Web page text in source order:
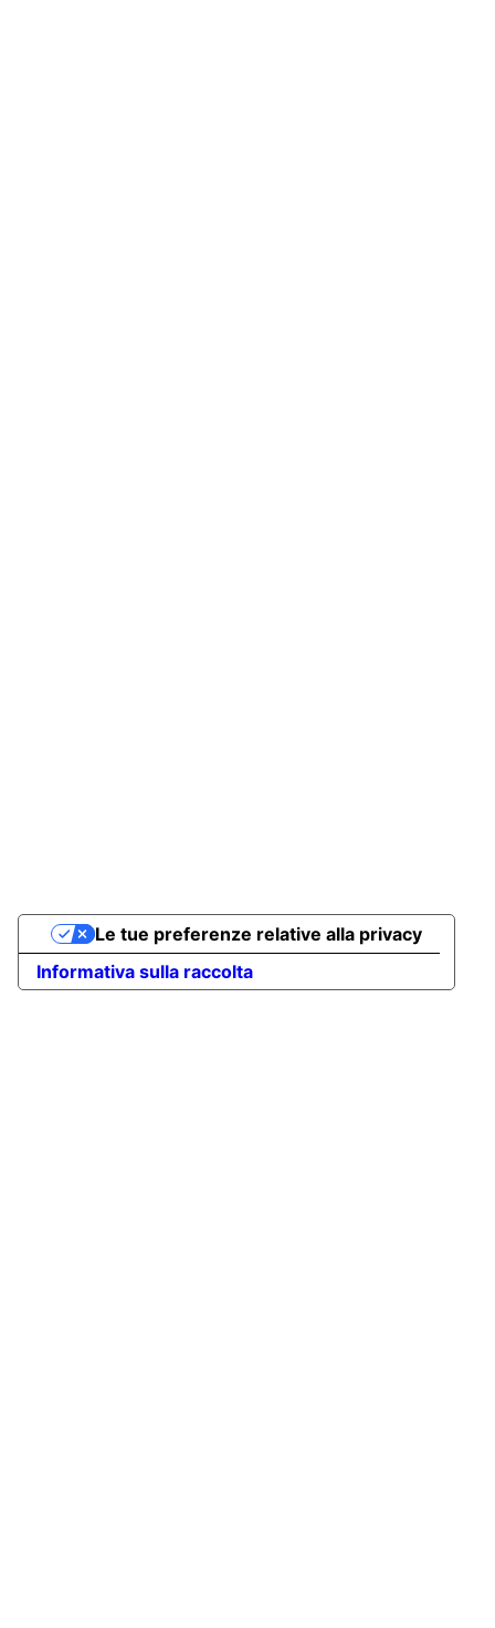
Informativa sulla raccolta
Le tue preferenze relative alla privacy